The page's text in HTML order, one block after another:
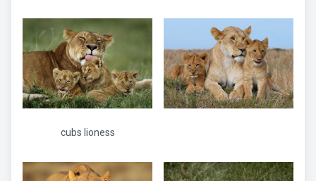
cubs lioness